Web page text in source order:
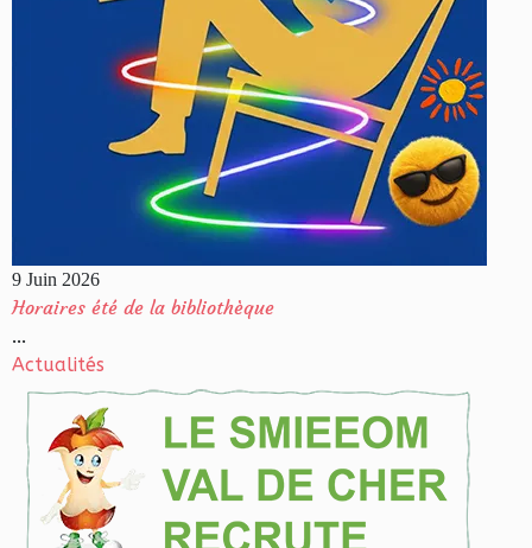
9 Juin 2026
Horaires été de la bibliothèque
...
Actualités